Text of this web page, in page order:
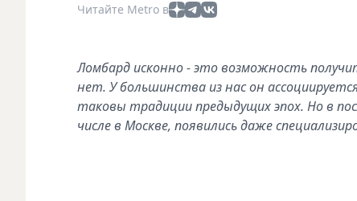
Читайте Metro в
Ломбард исконно - это возможность
нет. У большинства из нас он
таковы традиции предыдущих эпох. Но в
числе в Москве, появились даже